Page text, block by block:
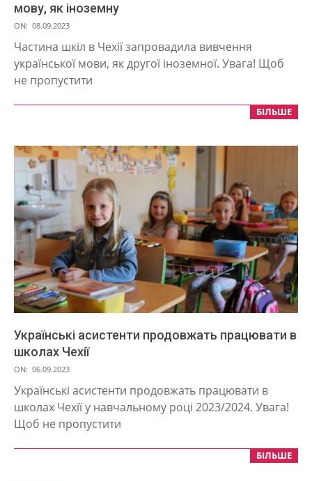
мову, як іноземну
2023-
09-
ON: 08.09.2023
Частина шкіл в Чехії запровадила вивчення
української мови, як другої іноземної. Увага! Щоб
не пропустити
БІЛЬШЕ
Українські асистенти продовжать працювати в
школах Чехії
2023-
09-
ON: 06.09.2023
Українські асистенти продовжать працювати в
школах Чехії у навчальному році 2023/2024. Увага!
Щоб не пропустити
БІЛЬШЕ